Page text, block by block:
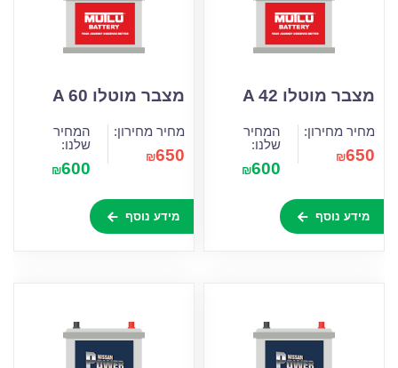
מצבר מוטלו A 42
מחיר מחירון:
₪650
המחיר
שלנו:
₪600
מידע נוסף
מצבר מוטלו A 60
מחיר מחירון:
₪650
המחיר
שלנו:
₪600
מידע נוסף